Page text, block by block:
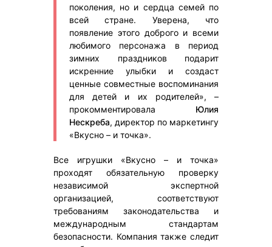
поколения, но и сердца семей по
всей стране. Уверена, что
появление этого доброго и всеми
любимого персонажа в период
зимних праздников подарит
искренние улыбки и создаст
ценные совместные воспоминания
для детей и их родителей», –
прокомментировала Юлия
Нескреба, директор по маркетингу
«Вкусно – и точка».
Все игрушки «Вкусно – и точка»
проходят обязательную проверку
независимой экспертной
организацией, соответствуют
требованиям законодательства и
международным стандартам
безопасности. Компания также следит